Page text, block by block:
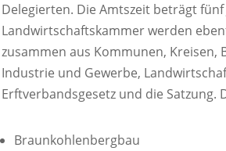
Delegierten. Die Amtszeit beträgt
Landwirtschaftskammer werden
zusammen aus Kommunen,
Industrie und Gewerbe,
Erftverbandsgesetz und die
Braunkohlenbergbau